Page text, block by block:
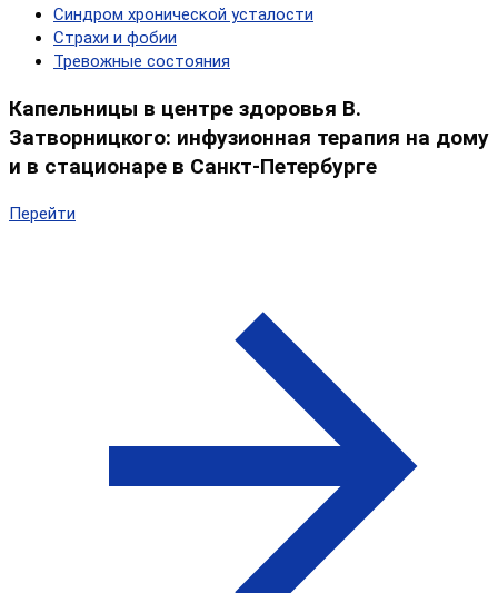
Синдром хронической усталости
Страхи и фобии
Тревожные состояния
Капельницы в центре здоровья В.
Затворницкого: инфузионная терапия на дому
и в стационаре в Санкт-Петербурге
Перейти